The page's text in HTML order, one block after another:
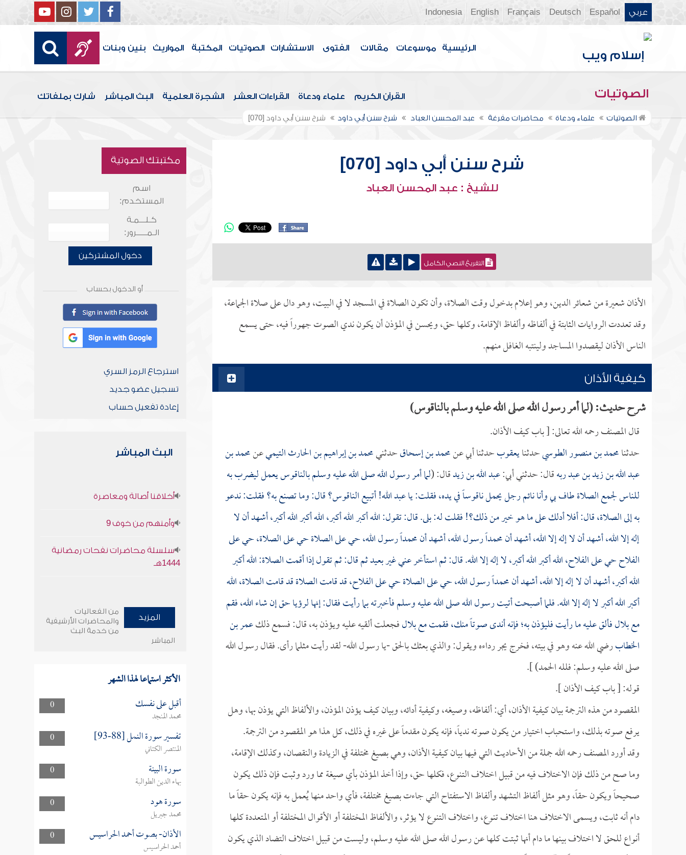
عربي Español
Deutsch
Français
English
Indonesia
الرئيسية موسوعات مقالات الفتوى الاستشارات الصوتيات المكتبة المواريث بنين وبنات
الصوتيات القرآن الكريم علماء ودعاة القراءات العشر الشجرة العلمية البث المباشر شارك بملفاتك
الصوتيات علماء ودعاة محاضرات مفرغة عبد المحسن العباد شرح سنن أبي داود شرح سنن أبي داود [070]
شرح سنن أبي داود [070]
للشيخ : عبد المحسن العباد
التفريغ النصي الكامل
الأذان شعيرة من شعائر الدين، وهو إعلام بدخول وقت الصلاة، وأن تكون الصلاة في المسجد لا في البيت، وهو دال على صلاة الجماعة،
وقد تعددت الروايات الثابتة في ألفاظه وألفاظ الإقامة، وكلها حق، ويحسن في المؤذن أن يكون ندي الصوت جهوراً فيه، حتى يسمع
الناس الأذان ليقصدوا المساجد ولينتبه الغافل منهم.
كيفية الأذان
شرح حديث: (لما أمر رسول الله صلى الله عليه وسلم بالناقوس)
قال المصنف رحمه الله تعالى: [ باب كيف الأذان.
حدثنامحمد بن منصور الطوسيحدثنايعقوبحدثنا أبي عنمحمد بن إسحاقحدثنيمحمد بن إبراهيم بن الحارث التيميعنمحمد بن
عبد الله بن زيد بن عبد ربهقال: حدثني أبي:عبد الله بن زيدقال: (لما أمر رسول الله صلى الله عليه وسلم بالناقوس يعمل ليضرب به
للناس لجمع الصلاة طاف بي وأنا نائم رجل يحمل ناقوساً في يده، فقلت: يا عبد الله! أتبيع الناقوس؟ قال: وما تصنع به؟ فقلت: ندعو
به إلى الصلاة، قال: أفلا أدلك على ما هو خير من ذلك؟! فقلت له: بلى. قال: تقول: الله أكبر الله أكبر، الله أكبر الله أكبر، أشهد أن لا
إله إلا الله، أشهد أن لا إله إلا الله، أشهد أن محمداً رسول الله، أشهد أن محمداً رسول الله، حي على الصلاة حي على الصلاة، حي على
الفلاح حي على الفلاح، الله أكبر الله أكبر، لا إله إلا الله. قال: ثم استأخر عني غير بعيد ثم قال: ثم تقول إذا أقمت الصلاة: الله أكبر
الله أكبر، أشهد أن لا إله إلا الله، أشهد أن محمداً رسول الله، حي على الصلاة حي على الفلاح، قد قامت الصلاة قد قامت الصلاة، الله
أكبر الله أكبر لا إله إلا الله. فلما أصبحت أتيت رسول الله صلى الله عليه وسلم فأخبرته بما رأيت فقال: إنها لرؤيا حق إن شاء الله، فقم
معبلالفألق عليه ما رأيت فليؤذن به؛ فإنه أندى صوتاً منك، فقمت معبلالفجعلت ألقيه عليه ويؤذن به، قال: فسمع ذلكعمر بن
الخطابرضي الله عنه وهو في بيته، فخرج يجر رداءه ويقول: والذي بعثك بالحق -يا رسول الله- لقد رأيت مثلما رأى. فقال رسول الله
صلى الله عليه وسلم: فلله الحمد) ].
قوله: [ باب كيف الأذان ].
المقصود من هذه الترجمة بيان كيفية الأذان، أي: ألفاظه، وصيغه، وكيفية أدائه، وبيان كيف يؤذن المؤذن، والألفاظ التي يؤذن بها، وهل
يرفع صوته بذلك، واستحباب اختيار من يكون صوته ندياً، فإنه يكون مقدماً على غيره في ذلك، كل هذا هو المقصود من الترجمة.
وقد أورد المصنف رحمه الله جملة من الأحاديث التي فيها بيان كيفية الأذان، وهي بصيغ مختلفة في الزيادة والنقصان، وكذلك الإقامة،
وما صح من ذلك فإن الاختلاف فيه من قبيل اختلاف التنوع، فكلها حق، وإذا أخذ المؤذن بأي صيغة مما ورد وثبت فإن ذلك يكون
صحيحاً ويكون حقاً، وهو مثل ألفاظ التشهد وألفاظ الاستفتاح التي جاءت بصيغ مختلفة، فأي واحد منها يُعمل به فإنه يكون حقاً ما
دام أنه ثابت، ويسمى الاختلاف هنا اختلاف تنوع، واختلاف التنوع لا يؤثر، والألفاظ المختلفة أو الأقوال المختلفة أو المتعددة كلها
أنواع للحق لا اختلاف بينها ما دام أنها ثبتت كلها عن رسول الله صلى الله عليه وسلم، وليست من قبيل اختلاف التضاد الذي يكون
مكتبتك الصوتية
اسم
المستخدم:
كـلـــمـة
الـمـــــرور:
دخول المشتركين
أو الدخول بحساب
استرجاع الرمز السري
تسجيل عضو جديد
إعادة تفعيل حساب
البث المباشر
أخلاقنا أصالة ومعاصرة
وأمنهم من خوف 9
سلسلة محاضرات نفحات رمضانية
1444هـ
المزيد
من الفعاليات
والمحاضرات الأرشيفية
من خدمة البث
المباشر
الأكثر استماعا لهذا الشهر
0 أقبل على نفسك
محمد المنجد
0
تفسير سورة النمل [88-93]
المنتصر الكتاني
0
سورة البينة
بهاء الدين الطوالبة
0
سورة هود
محمد جبريل
0
الأذان- بصوت أحمد الحراسيس
أحمد الحراسيس